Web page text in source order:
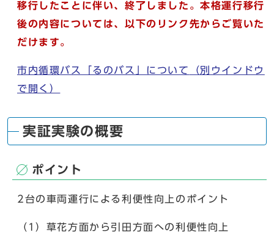
移行したことに伴い、終了しました。本格運行移行
後の内容については、以下のリンク先からご覧いた
だけます。
市内循環バス「るのバス」について
（別ウインドウ
で開く）
実証実験の概要
ポイント
2台の車両運行による利便性向上のポイント
（1）草花方面から引田方面への利便性向上